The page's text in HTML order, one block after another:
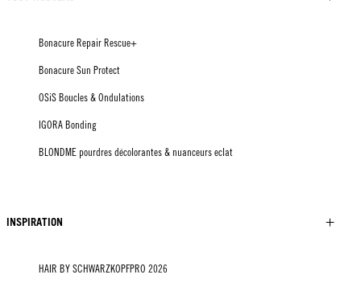
Bonacure Repair Rescue+
Bonacure Sun Protect
OSiS Boucles & Ondulations
IGORA Bonding
BLONDME pourdres décolorantes & nuanceurs eclat
INSPIRATION
HAIR BY SCHWARZKOPFPRO 2026